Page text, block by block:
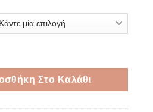
σετ120 ποσότητα
Στο Καλάθι